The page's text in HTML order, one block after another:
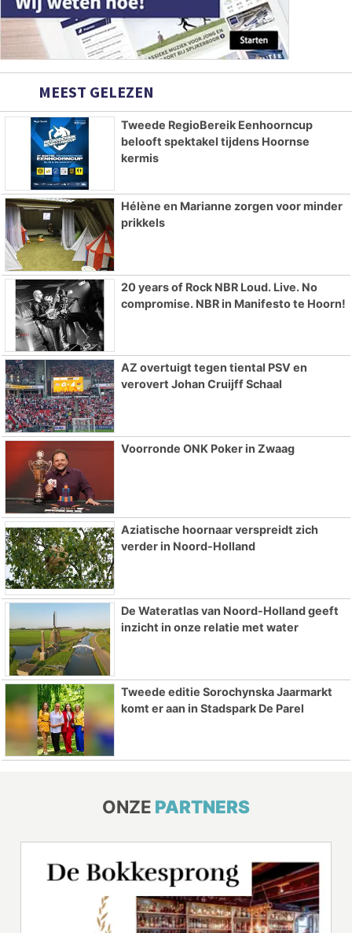
MEEST GELEZEN
Tweede RegioBereik Eenhoorncup
belooft spektakel tijdens Hoornse
kermis
Hélène en Marianne zorgen voor minder
prikkels
20 years of Rock NBR Loud. Live. No
compromise. NBR in Manifesto te Hoorn!
AZ overtuigt tegen tiental PSV en
verovert Johan Cruijff Schaal
Voorronde ONK Poker in Zwaag
Aziatische hoornaar verspreidt zich
verder in Noord-Holland
De Wateratlas van Noord-Holland geeft
inzicht in onze relatie met water
Tweede editie Sorochynska Jaarmarkt
komt er aan in Stadspark De Parel
ONZE PARTNERS